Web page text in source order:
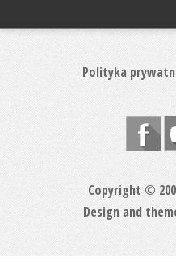
Polityka
Copyright ©
Design and